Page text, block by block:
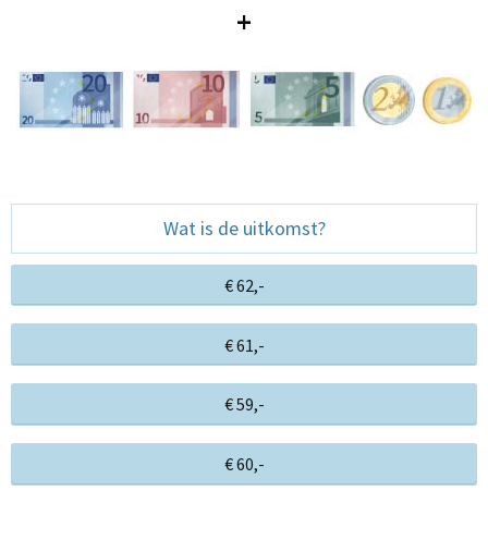
+
Wat is de uitkomst?
€ 62,-
€ 61,-
€ 59,-
€ 60,-